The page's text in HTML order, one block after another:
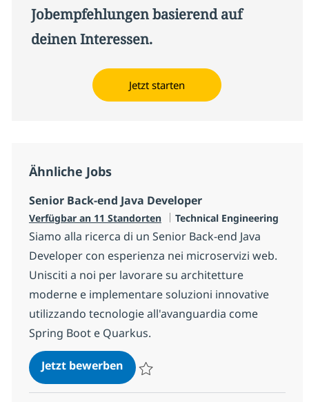
Jobempfehlungen basierend auf
deinen Interessen.
Jetzt starten
Ähnliche Jobs
Senior Back-end Java Developer
Verfügbar an 11 Standorten Kategorie
Technical Engineering
Siamo alla ricerca di un Senior Back-end Java
Developer con esperienza nei microservizi web.
Unisciti a noi per lavorare su architetture
moderne e implementare soluzioni innovative
utilizzando tecnologie all'avanguardia come
Spring Boot e Quarkus.
Jetzt bewerbenSenior Back-end Java Developer